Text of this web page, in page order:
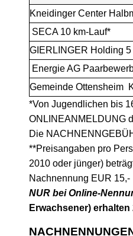
Kneidinger Center
SECA 10 km-Lauf*
GIERLINGER Holding
Energie AG
Gemeinde Ottensheim
*Von Jugendlichen bis
ONLINEANMELDUNG
Die
**Preisangaben pro
2010 oder jünger)
Nachnennung EUR 15,-
NUR bei Online-
Erwachsener)